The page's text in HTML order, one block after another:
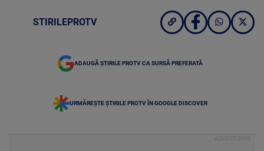
STIRILEPROTV
ADAUGĂ ȘTIRILE PROTV CA SURSĂ PREFERATĂ
URMĂREȘTE ȘTIRILE PROTV ÎN GOOGLE DISCOVER